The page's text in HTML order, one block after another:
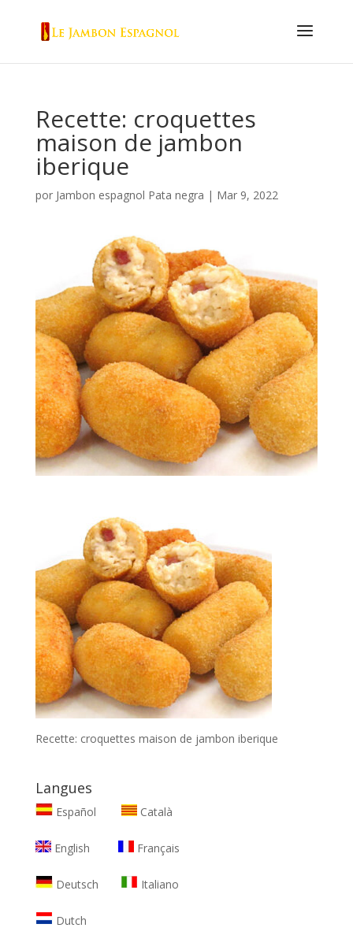
Recette: croquettes
maison de jambon
iberique
por Jambon espagnol Pata negra | Mar 9, 2022
Recette: croquettes maison de jambon iberique
Langues
Español Català
English Français
Deutsch Italiano
Dutch